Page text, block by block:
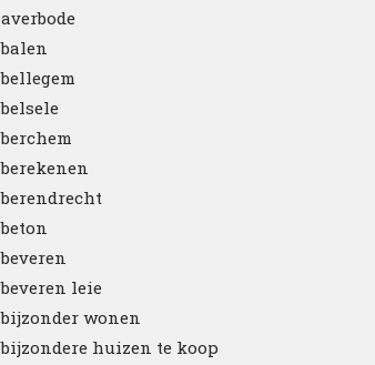
averbode
balen
bellegem
belsele
berchem
berekenen
berendrecht
beton
beveren
beveren leie
bijzonder wonen
bijzondere huizen te koop